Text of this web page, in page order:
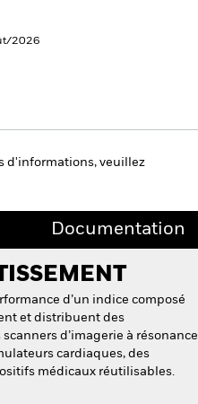
2026
d'informations, veuillez
Documentation
d’un indice composé
et distribuent des
d’imagerie à résonance
cardiaques, des
médicaux réutilisables.